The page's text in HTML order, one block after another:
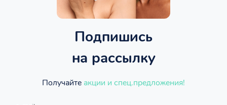
Подпишись
на рассылку
Получайте акции и спец.предложения!